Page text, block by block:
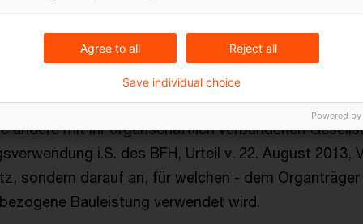
zur Erbringung einer derartigen Leistung
2013, V R 37/10). An dieser Rechtsprechung zur
eine Bauleistung und verwendet sie
andere mit ihr organschaftlich verbundenen
i.S. des BFH, Urteil v. 22. August 2013,
sondern darauf an, für welchen - dem
Bauleistung verwendet wird.
Agree to all Reject all
Save individual choice
Powered by